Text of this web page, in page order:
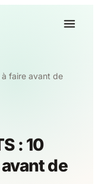
faire avant de
: 10
de